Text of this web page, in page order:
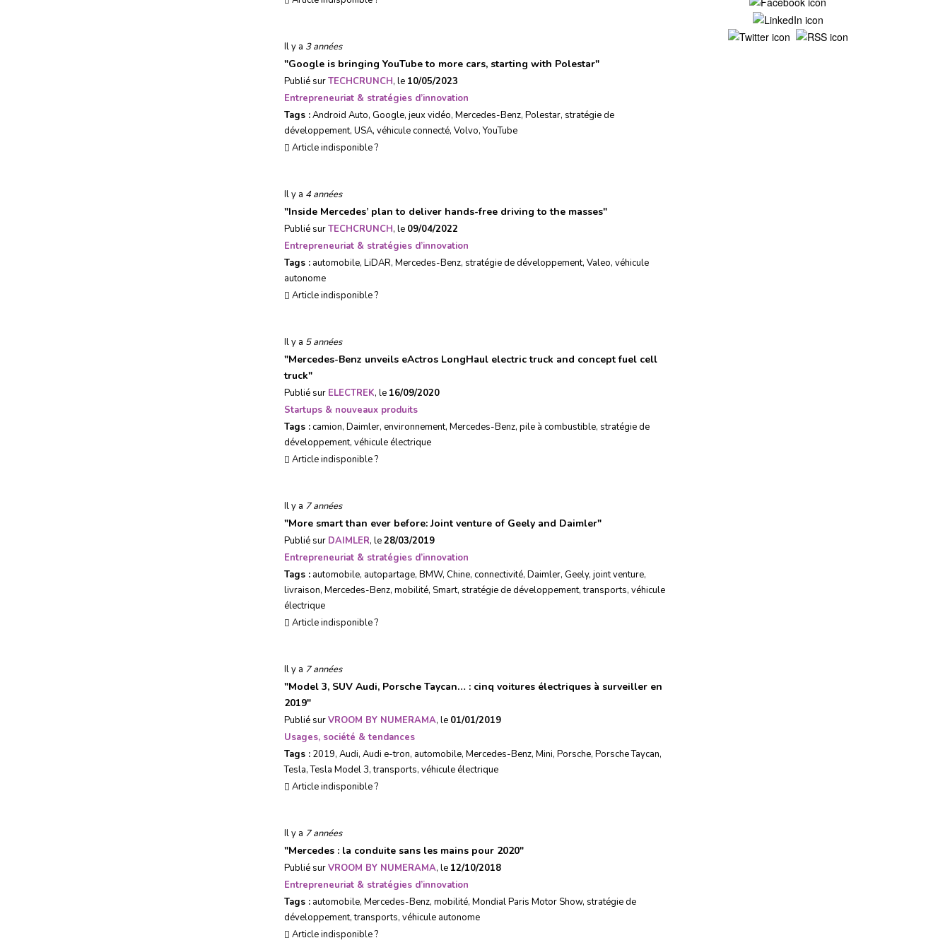
Il y a 3 années
"Google is bringing YouTube to more cars, starting with Polestar"
Publié surTECHCRUNCH, le 10/05/2023
Entrepreneuriat & stratégies d’innovation
Tags :Android Auto, Google, jeux vidéo, Mercedes-Benz, Polestar, stratégie de
développement, USA, véhicule connecté, Volvo,YouTube
Article indisponible ?
Il y a 4 années
"Inside Mercedes’ plan to deliver hands-free driving to the masses"
Publié surTECHCRUNCH, le 09/04/2022
Entrepreneuriat & stratégies d’innovation
Tags : automobile, LiDAR, Mercedes-Benz, stratégie de développement, Valeo, véhicule
autonome
Article indisponible ?
Il y a 5 années
"Mercedes-Benz unveils eActros LongHaul electric truck and concept fuel cell
truck"
Publié sur ELECTREK, le 16/09/2020
Startups & nouveaux produits
Tags :camion, Daimler, environnement, Mercedes-Benz, pile à combustible, stratégie de
développement, véhicule électrique
Article indisponible ?
Il y a 7 années
"More smart than ever before: Joint venture of Geely and Daimler"
Publié sur DAIMLER, le28/03/2019
Entrepreneuriat & stratégies d’innovation
Tags : automobile, autopartage, BMW, Chine, connectivité, Daimler, Geely, joint venture,
livraison, Mercedes-Benz, mobilité, Smart, stratégie de développement,transports, véhicule
électrique
Article indisponible ?
Il y a 7 années
"Model 3, SUV Audi, Porsche Taycan… : cinq voitures électriques à surveiller en
2019"
Publié surVROOM BY NUMERAMA, le 01/01/2019
Usages, société & tendances
Tags : 2019, Audi, Audi e-tron, automobile, Mercedes-Benz, Mini, Porsche, Porsche Taycan,
Tesla,Tesla Model 3,transports, véhicule électrique
Article indisponible ?
Il y a 7 années
"Mercedes : la conduite sans les mains pour 2020"
Publié surVROOM BY NUMERAMA, le 12/10/2018
Entrepreneuriat & stratégies d’innovation
Tags : automobile, Mercedes-Benz, mobilité, Mondial Paris Motor Show, stratégie de
développement,transports, véhicule autonome
Article indisponible ?